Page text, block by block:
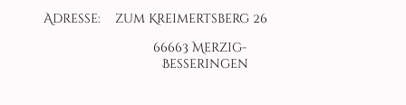
Adresse: zum Kreimertsberg 26
66663 Merzig-
Besseringen